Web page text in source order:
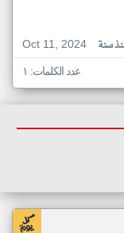
Oct 11, 2024
سنة
عدد الكلمات: ١